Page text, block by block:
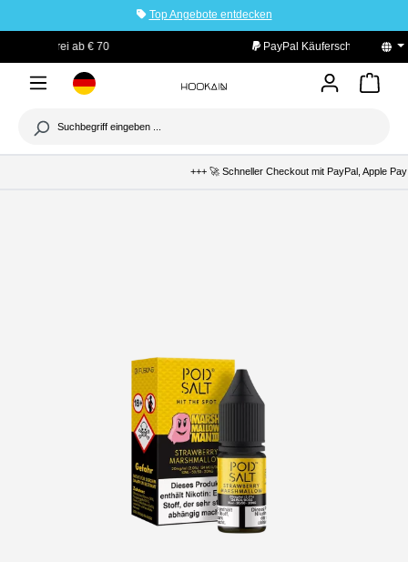
Top Angebote entdecken
PayPal Käuferschutz
+++ 🚀 Schneller Checkout mit PayPal, Apple